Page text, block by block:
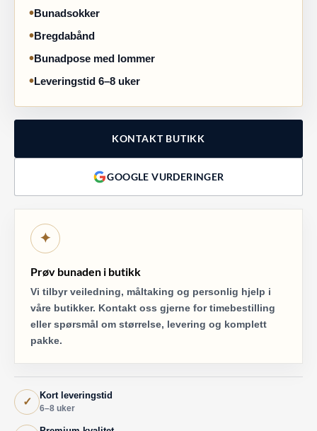
Bunadsokker
Bregdabånd
Bunadpose med lommer
Leveringstid 6–8 uker
KONTAKT BUTIKK
GOOGLE VURDERINGER
✦
Prøv bunaden i butikk
Vi tilbyr veiledning, måltaking og personlig hjelp i
våre butikker. Kontakt oss gjerne for timebestilling
eller spørsmål om størrelse, levering og komplett
pakke.
✓
Kort leveringstid
6–8 uker